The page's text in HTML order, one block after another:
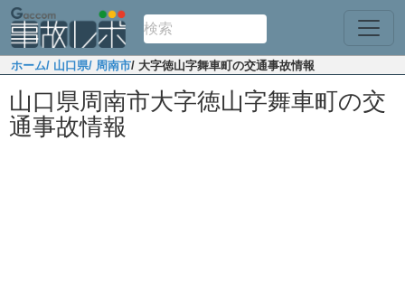
ホーム/ 山口県/ 周南市/ 大字徳山字舞車町の交通事故情報
山口県周南市大字徳山字舞車町の交
通事故情報